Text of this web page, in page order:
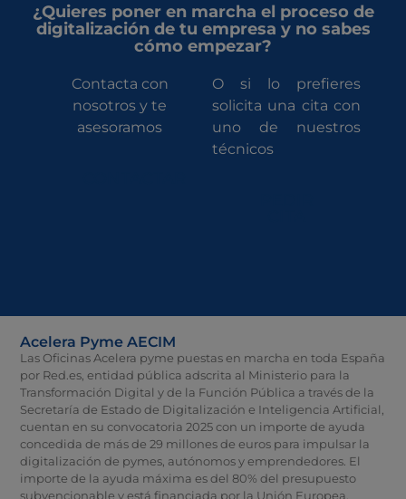
¿Quieres poner en marcha el proceso de
digitalización de tu empresa y no sabes
cómo empezar?
Contacta con
nosotros y te
asesoramos
O si lo prefieres
solicita una cita con
uno de nuestros
técnicos
Acelera Pyme AECIM
Las Oficinas Acelera pyme puestas en marcha en toda España
por Red.es, entidad pública adscrita al Ministerio para la
Transformación Digital y de la Función Pública a través de la
Secretaría de Estado de Digitalización e Inteligencia Artificial,
cuentan en su convocatoria 2025 con un importe de ayuda
concedida de más de 29 millones de euros para impulsar la
digitalización de pymes, autónomos y emprendedores. El
importe de la ayuda máxima es del 80% del presupuesto
subvencionable y está financiada por la Unión Europea,